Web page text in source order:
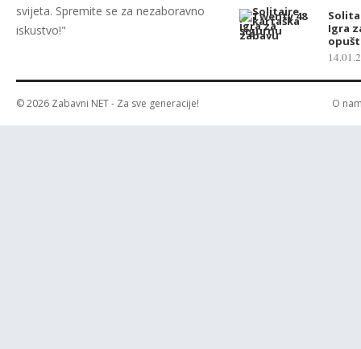
svijeta. Spremite se za nezaboravno
iskustvo!"
Igra
© 2026 Zabavni NET- Za sve generacije! O